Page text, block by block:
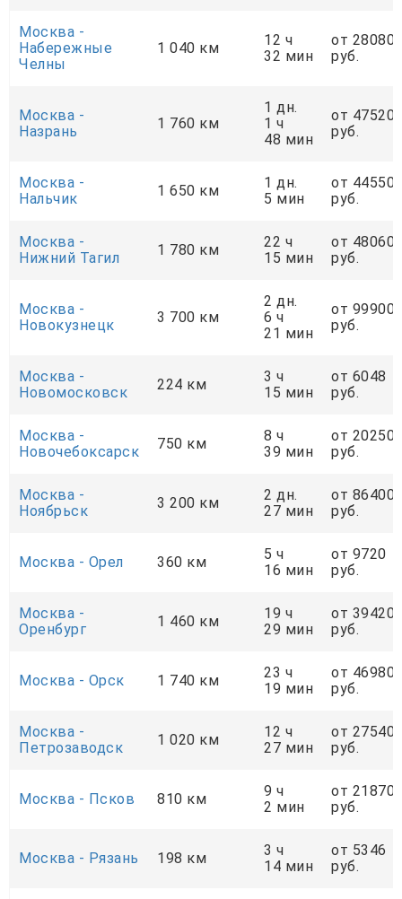
Москва -
Набережные
Челны
1 040 км
12 ч
32 мин
от 28080
руб.
Москва -
Назрань
1 760 км
1 дн.
1 ч
48 мин
от 47520
руб.
Москва -
Нальчик
1 650 км
1 дн.
5 мин
от 44550
руб.
Москва -
Нижний Тагил
1 780 км
22 ч
15 мин
от 48060
руб.
Москва -
Новокузнецк
3 700 км
2 дн.
6 ч
21 мин
от 99900
руб.
Москва -
Новомосковск
224 км
3 ч
15 мин
от 6048
руб.
Москва -
Новочебоксарск
750 км
8 ч
39 мин
от 20250
руб.
Москва -
Ноябрьск
3 200 км
2 дн.
27 мин
от 86400
руб.
Москва - Орел 360 км
5 ч
16 мин
от 9720
руб.
Москва -
Оренбург
1 460 км
19 ч
29 мин
от 39420
руб.
Москва - Орск 1 740 км
23 ч
19 мин
от 46980
руб.
Москва -
Петрозаводск
1 020 км
12 ч
27 мин
от 27540
руб.
Москва - Псков 810 км
9 ч
2 мин
от 21870
руб.
Москва - Рязань 198 км
3 ч
14 мин
от 5346
руб.